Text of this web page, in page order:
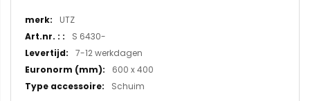
Meer
informatie
UTZ
S 6430-
7-12 werkdagen
600 x 400
Schuim